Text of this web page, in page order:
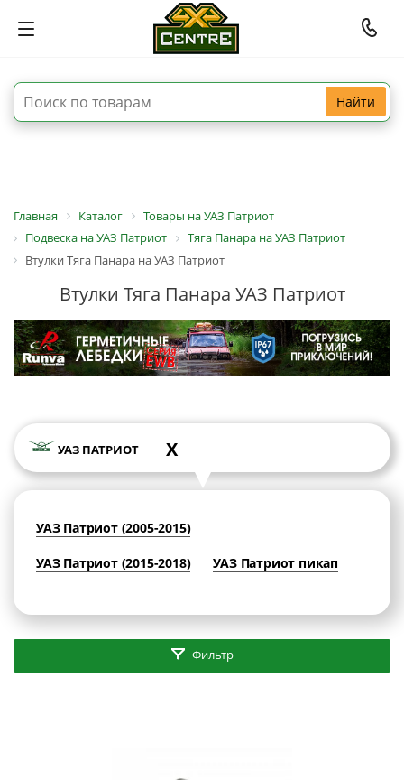
Найти
Главная Каталог
Товары на УАЗ Патриот
Подвеска на УАЗ Патриот
Тяга Панара на УАЗ Патриот
Втулки Тяга Панара на УАЗ Патриот
Втулки Тяга Панара УАЗ Патриот
УАЗ ПАТРИОТ X
УАЗ Патриот (2005-2015)
УАЗ Патриот (2015-2018) УАЗ Патриот пикап
Фильтр